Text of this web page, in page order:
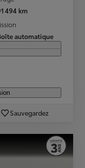
494 km
automatique
Sauvegardez